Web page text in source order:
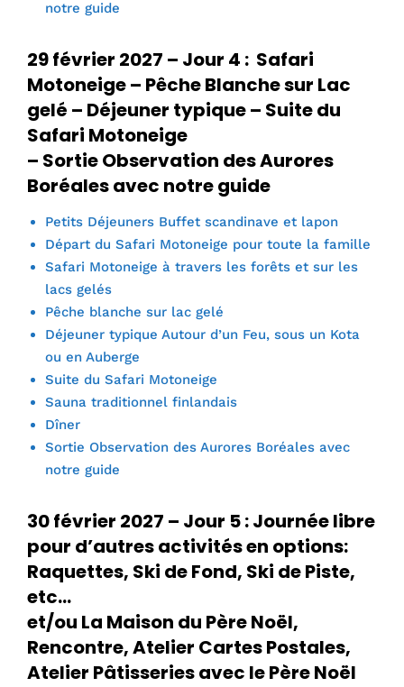
notre guide
29 février 2027 – Jour 4 : Safari
Motoneige – Pêche Blanche sur Lac
gelé – Déjeuner typique – Suite du
Safari Motoneige
– Sortie Observation des Aurores
Boréales avec notre guide
Petits Déjeuners Buffet scandinave et lapon
Départ du Safari Motoneige pour toute la famille
Safari Motoneige à travers les forêts et sur les
lacs gelés
Pêche blanche sur lac gelé
Déjeuner typique Autour d’un Feu, sous un Kota
ou en Auberge
Suite du Safari Motoneige
Sauna traditionnel finlandais
Dîner
Sortie Observation des Aurores Boréales avec
notre guide
30 février 2027 – Jour 5 : Journée libre
pour d’autres activités en options:
Raquettes, Ski de Fond, Ski de Piste,
etc…
et/ou La Maison du Père Noël,
Rencontre, Atelier Cartes Postales,
Atelier Pâtisseries avec le Père Noël